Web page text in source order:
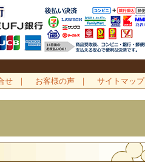
せ ｜ お客様の声 ｜ サイトマップ